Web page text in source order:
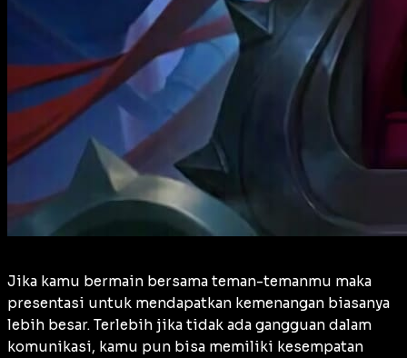
Jika kamu bermain bersama teman-temanmu maka
presentasi untuk mendapatkan kemenangan biasanya
lebih besar. Terlebih jika tidak ada gangguan dalam
komunikasi, kamu pun bisa memiliki kesempatan